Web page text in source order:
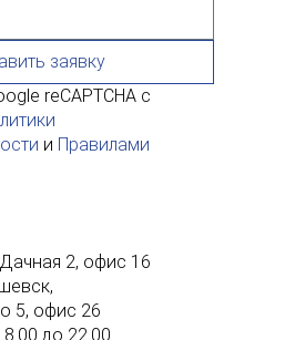
reCAPTCHA с
и Правилами
заявку
2, офис 16
5, офис 26
8.00 до 22.00